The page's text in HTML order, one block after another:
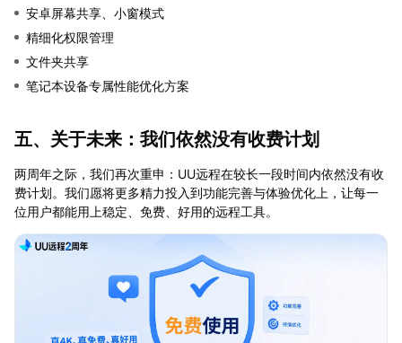
安卓屏幕共享、小窗模式
精细化权限管理
文件夹共享
笔记本设备专属性能优化方案
五、关于未来：我们依然没有收费计划
两周年之际，我们再次重申：UU远程在较长一段时间内依然没有收
费计划。我们愿将更多精力投入到功能完善与体验优化上，让每一
位用户都能用上稳定、免费、好用的远程工具。